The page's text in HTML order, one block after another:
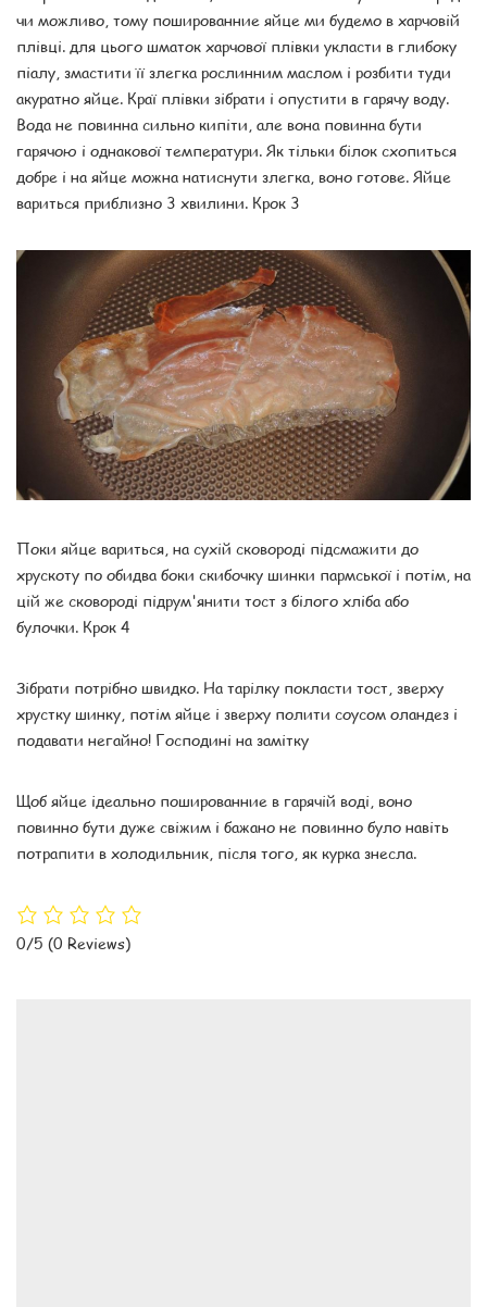
чи можливо, тому пошированние яйце ми будемо в харчовій
плівці. для цього шматок харчової плівки укласти в глибоку
піалу, змастити її злегка рослинним маслом і розбити туди
акуратно яйце. Краї плівки зібрати і опустити в гарячу воду.
Вода не повинна сильно кипіти, але вона повинна бути
гарячою і однакової температури. Як тільки білок схопиться
добре і на яйце можна натиснути злегка, воно готове. Яйце
вариться приблизно 3 хвилини. Крок 3
Поки яйце вариться, на сухій сковороді підсмажити до
хрускоту по обидва боки скибочку шинки пармської і потім, на
цій же сковороді підрум'янити тост з білого хліба або
булочки. Крок 4
Зібрати потрібно швидко. На тарілку покласти тост, зверху
хрустку шинку, потім яйце і зверху полити соусом оландез і
подавати негайно! Господині на замітку
Щоб яйце ідеально пошированние в гарячій воді, воно
повинно бути дуже свіжим і бажано не повинно було навіть
потрапити в холодильник, після того, як курка знесла.
0/5 (0 Reviews)